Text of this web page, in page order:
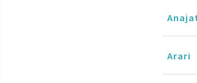
Arari